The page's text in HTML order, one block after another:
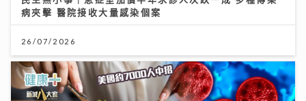
病夾擊 醫院接收大量感染個案
26/07/2026